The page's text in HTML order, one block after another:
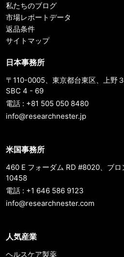
私たちのブログ
市場レポートデータ
返品条件
サイトマップ
日本事務所
〒110-0005、東京都台東区、上野
SBC 4 - 69
電話 : +81 505 050 8480
info@researchnester.jp
米国事務所
460 E フォーダム RD #8020、ブロ
10458
電話 : +1 646 586 9123
info@researchnester.com
人気産業
ヘルスケア製薬